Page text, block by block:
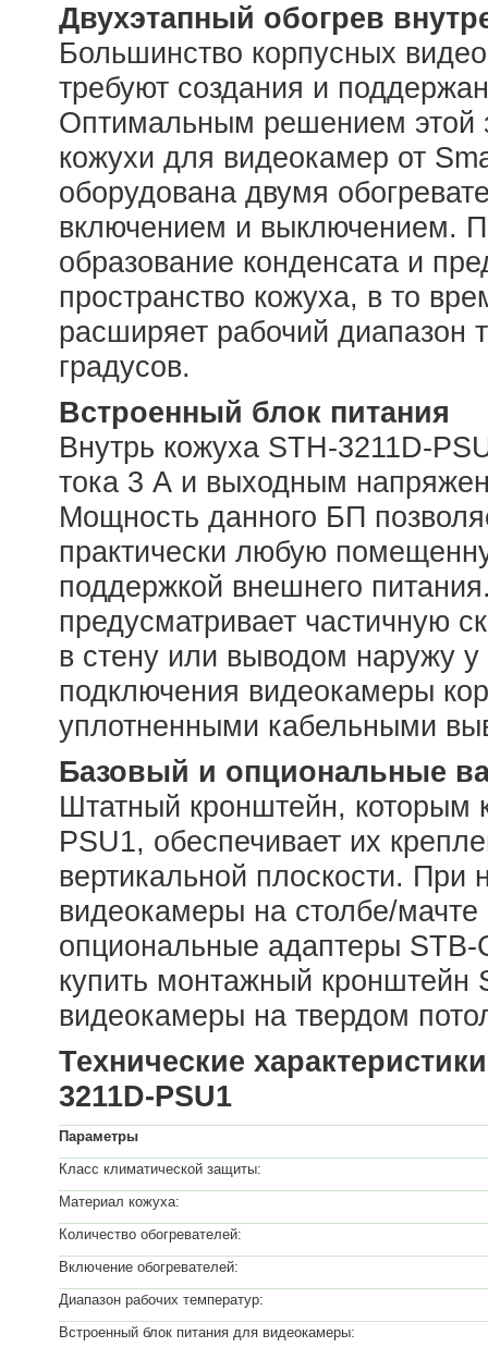
Двухэтапный обогрев
Большинство корпусных
требуют создания и
Оптимальным решением этой
кожухи для видеокамер от
оборудована двумя
включением и выключением.
образование конденсата и
пространство кожуха, в то
расширяет рабочий диапазон
градусов.
Встроенный блок питания
Внутрь кожуха STH-3211D-
тока 3 А и выходным
Мощность данного БП
практически любую
поддержкой внешнего
предусматривает частичную
в стену или выводом наружу
подключения видеокамеры
уплотненными кабельными
Базовый и опциональные
Штатный кронштейн, которым
PSU1, обеспечивает их
вертикальной плоскости. При
видеокамеры на столбе/
опциональные адаптеры
купить монтажный
видеокамеры на твердом
Технические
3211D-PSU1
Параметры
Класс климатической защиты:
Материал кожуха:
Количество обогревателей:
Включение обогревателей:
Диапазон рабочих температур:
Встроенный блок питания для видеокамеры: